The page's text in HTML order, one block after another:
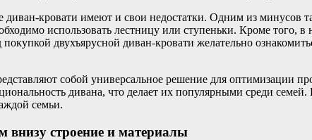
кровати имеют и свои недостатки. Одним из минусов
использовать лестницу или ступеньки. Кроме того, в
двухъярусной диван-кровати желательно
собой универсальное решение для оптимизации
дивана, что делает их популярными среди
семьи.
внизу строение и материалы